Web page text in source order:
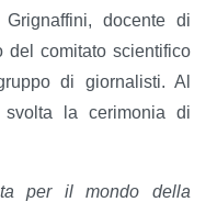
docente di
del comitato scientifico
di giornalisti. Al
la cerimonia di
per il mondo della